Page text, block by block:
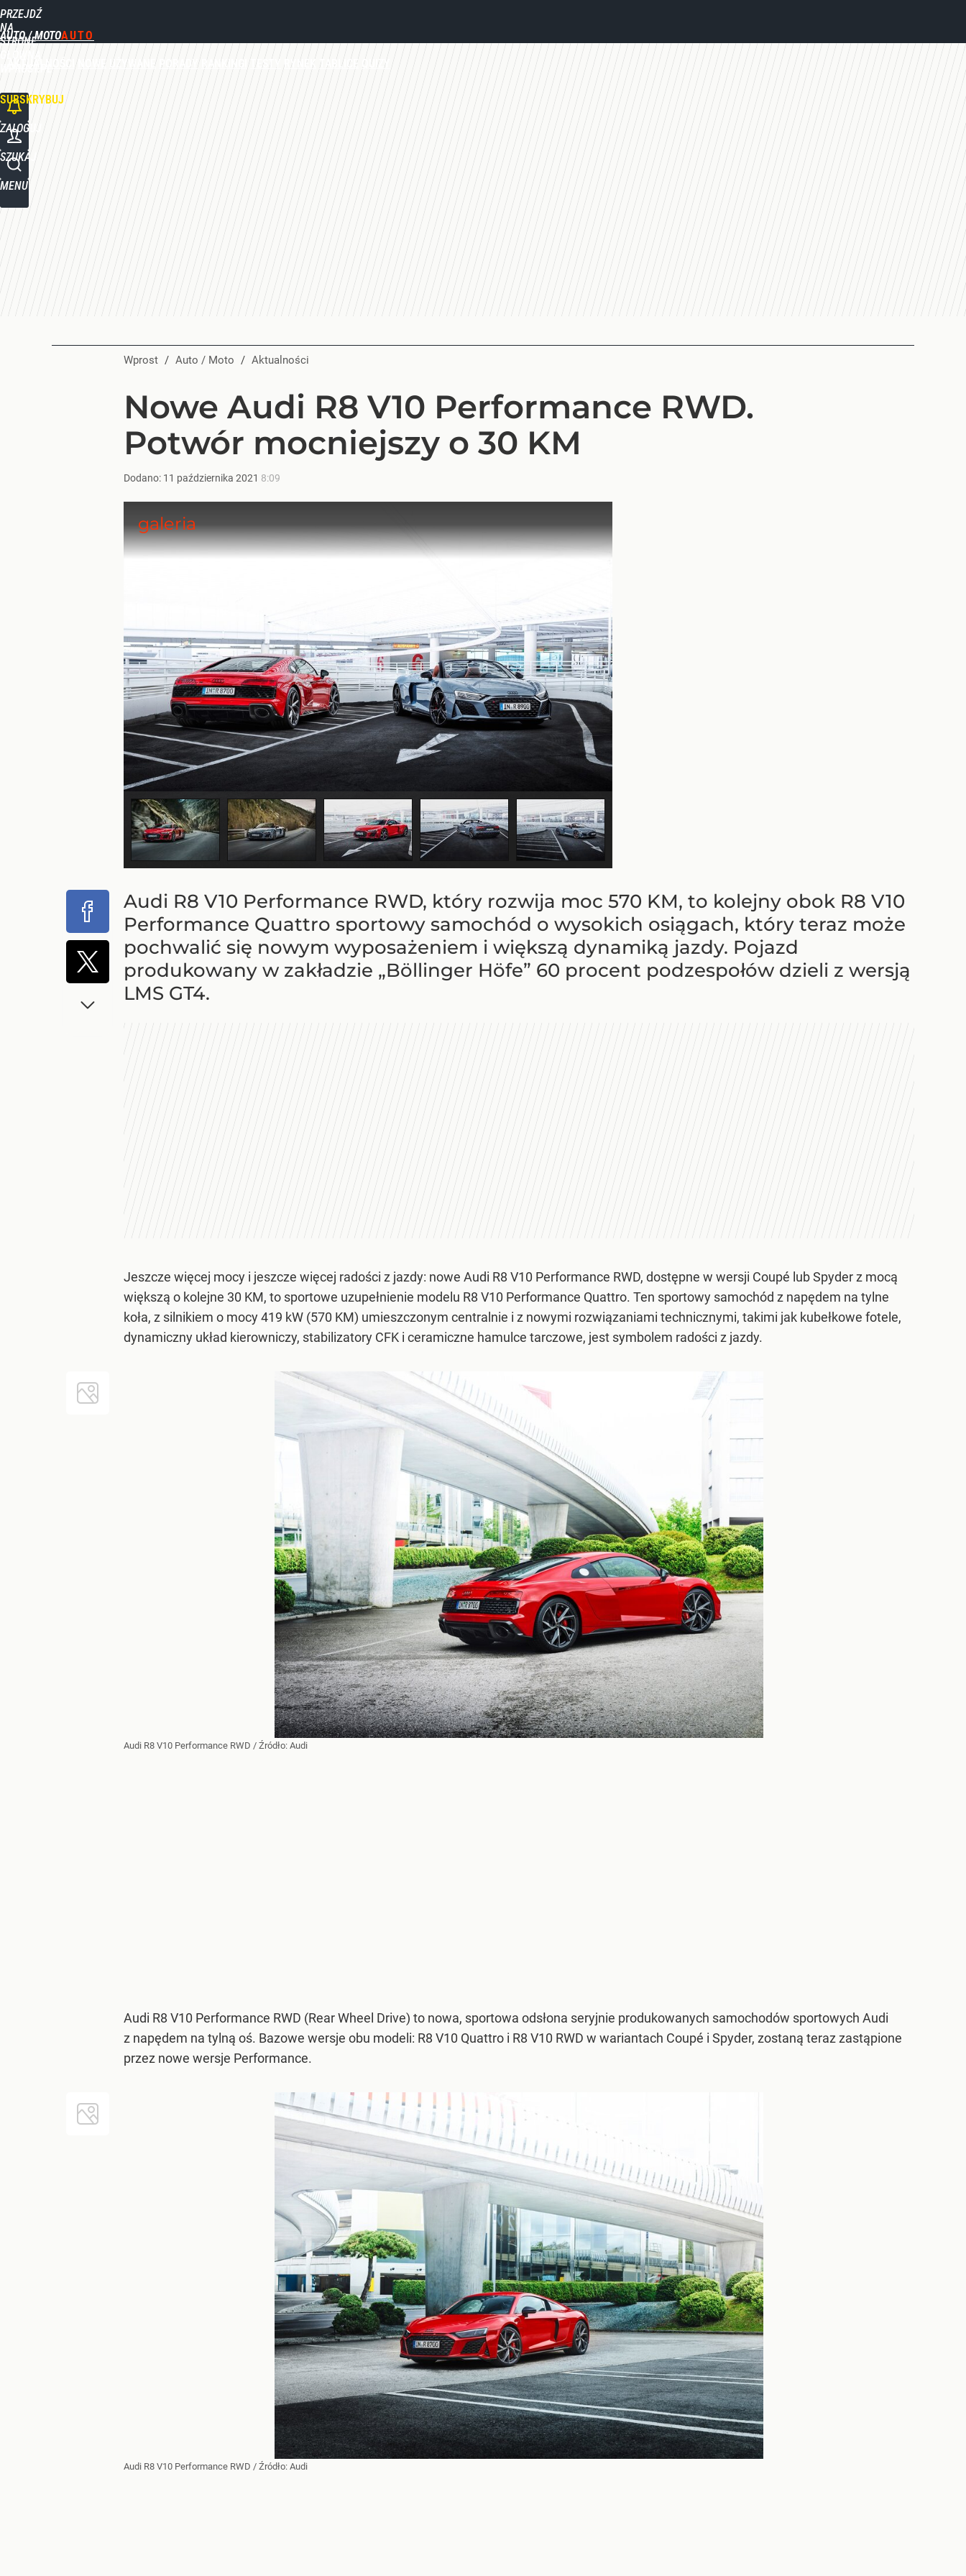
PRZEJDŹ
NA
STRONĘ
GŁÓWNĄ
WPROST.PL
AUTO / MOTO
AKTUALNOŚCI NOWE UŻYWANE PORADY RANKINGI TESTY RYNEK TABLICE QUIZY
SUBSKRYBUJ
ZALOGUJ
SZUKAJ
MENU
Wprost / Auto / Moto / Aktualności
Nowe Audi R8 V10 Performance RWD.
Potwór mocniejszy o 30 KM
Dodano: 11 października 2021 8:09
Audi R8 V10 Performance RWD, który rozwija moc 570 KM, to kolejny obok R8 V10
Performance Quattro sportowy samochód o wysokich osiągach, który teraz może
pochwalić się nowym wyposażeniem i większą dynamiką jazdy. Pojazd
produkowany w zakładzie „Böllinger Höfe” 60 procent podzespołów dzieli z wersją
LMS GT4.
Jeszcze więcej mocy i jeszcze więcej radości z jazdy: nowe Audi R8 V10 Performance RWD, dostępne w wersji Coupé lub Spyder z mocą
większą o kolejne 30 KM, to sportowe uzupełnienie modelu R8 V10 Performance Quattro. Ten sportowy samochód z napędem na tylne
koła, z silnikiem o mocy 419 kW (570 KM) umieszczonym centralnie i z nowymi rozwiązaniami technicznymi, takimi jak kubełkowe fotele,
dynamiczny układ kierowniczy, stabilizatory CFK i ceramiczne hamulce tarczowe, jest symbolem radości z jazdy.
Audi R8 V10 Performance RWD / Źródło: Audi
Audi R8 V10 Performance RWD (Rear Wheel Drive) to nowa, sportowa odsłona seryjnie produkowanych samochodów sportowych Audi
z napędem na tylną oś. Bazowe wersje obu modeli: R8 V10 Quattro i R8 V10 RWD w wariantach Coupé i Spyder, zostaną teraz zastąpione
przez nowe wersje Performance.
Audi R8 V10 Performance RWD / Źródło: Audi